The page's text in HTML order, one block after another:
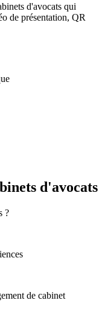
d'avocats qui
de présentation, QR
d'avocats
?
de cabinet